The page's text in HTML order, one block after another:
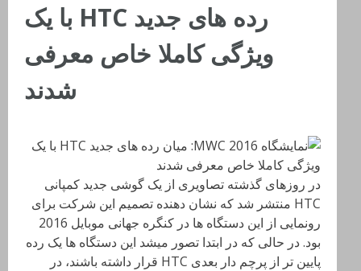
رده های جدید HTC با یک
ویژگی کاملا خاص معرفی
شدند
در روزهای گذشته تصاویری از یک گوشی جدید کمپانی
HTC منتشر شد که نشان دهنده تصمیم این شرکت برای
رونمایی از این دستگاه ها در کنگره جهانی موبایل 2016
بود. در حالی که در ابتدا تصور میشد این دستگاه ها یک رده
پایین تر از پرچم دار بعدی HTC قرار داشته باشند، در